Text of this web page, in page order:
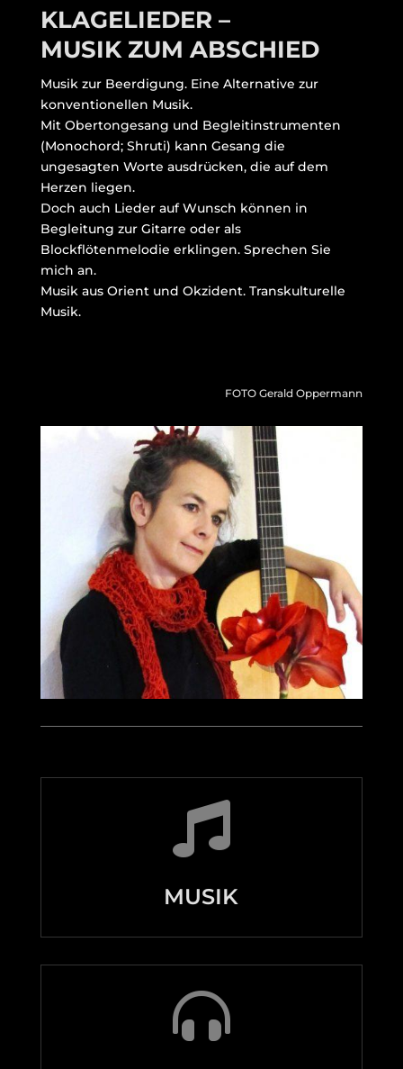
KLAGELIEDER –
MUSIK ZUM ABSCHIED
Musik zur Beerdigung. Eine Alternative zur
konventionellen Musik.
Mit Obertongesang und Begleitinstrumenten
(Monochord; Shruti) kann Gesang die
ungesagten Worte ausdrücken, die auf dem
Herzen liegen.
Doch auch Lieder auf Wunsch können in
Begleitung zur Gitarre oder als
Blockflötenmelodie erklingen. Sprechen Sie
mich an.
Musik aus Orient und Okzident. Transkulturelle
Musik.
FOTO Gerald Oppermann

MUSIK
